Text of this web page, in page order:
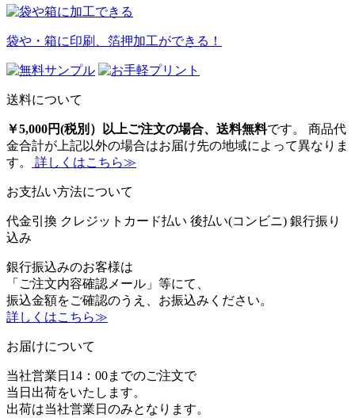
袋や・箱に印刷、箔押加工ができる！
送料について
￥5,000円(税別）以上ご注文の場合、送料無料です。 商品代
金合計が上記以外の場合はお届け先の地域によって異なりま
す。
詳しくはこちら≫
お支払い方法について
代金引換 クレジットカード払い 後払い(コンビニ) 銀行振り
込み
銀行振込みのお客様は
「ご注文内容確認メール」等にて、
振込金額をご確認のうえ、お振込みください。
詳しくはこちら≫
お届けについて
当社営業日14：00までのご注文で
当日出荷をいたします。
出荷は当社営業日のみとなります。